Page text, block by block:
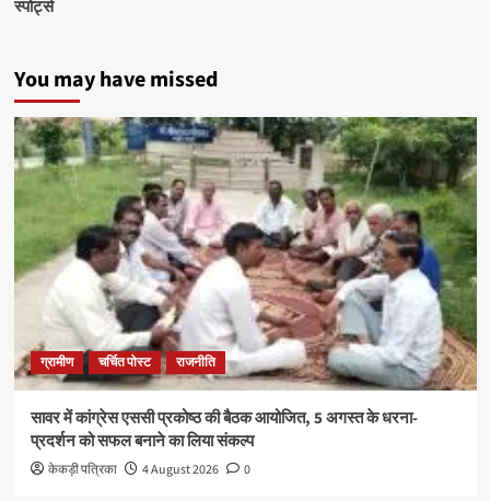
स्पोर्ट्स
You may have missed
ग्रामीण चर्चित पोस्ट राजनीति
सावर में कांग्रेस एससी प्रकोष्ठ की बैठक आयोजित, 5 अगस्त के धरना-
प्रदर्शन को सफल बनाने का लिया संकल्प
केकड़ी पत्रिका 4 August 2026 0